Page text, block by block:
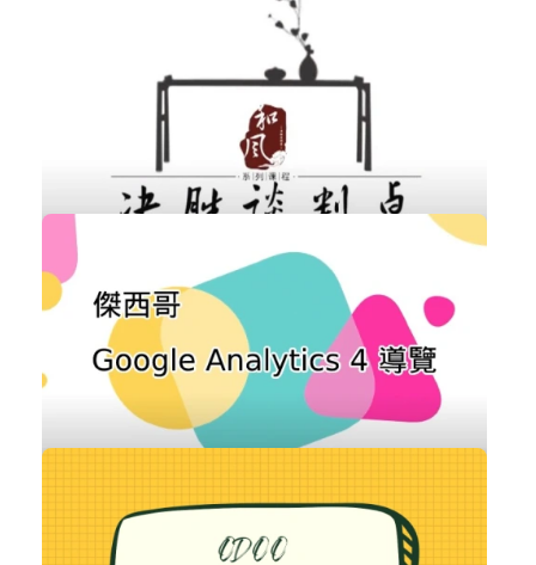
購買後有效期限：課程下架時
免費
和風系列課程--決勝談判桌
職場賦能 立即加入
購買後有效期限：課程下架時
7659
Google Analytics 4(GA4) 導覽
立即加入